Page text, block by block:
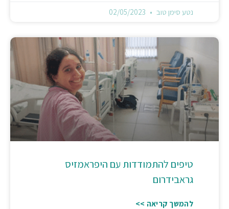
נטע סימן טוב
טיפים להתמודדות עם היפראמזיס
גראבידרום
להמשך קריאה >>